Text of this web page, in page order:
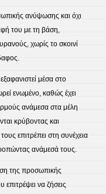
ανύψωσης και όχι
του με τη βάση,
χωρίς το σκοινί
μέσα στο
ενωμένο, καθώς έχει
ανάμεσα στα μέλη
κρύβοντας και
επιτρέπει στη συνέχεια
ανάμεσά τους.
της προσωπικής
να ζήσεις